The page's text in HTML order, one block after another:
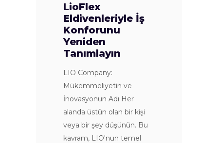
LioFlex
Eldivenleriyle İş
Konforunu
Yeniden
Tanımlayın
LIO Company:
Mükemmeliyetin ve
İnovasyonun Adı Her
alanda üstün olan bir kişi
veya bir şey düşünün. Bu
kavram, LIO'nun temel